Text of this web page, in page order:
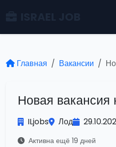
Главная Вакансии
Новая вакансия
ILjobs Лод
Активна ещё 19 дней